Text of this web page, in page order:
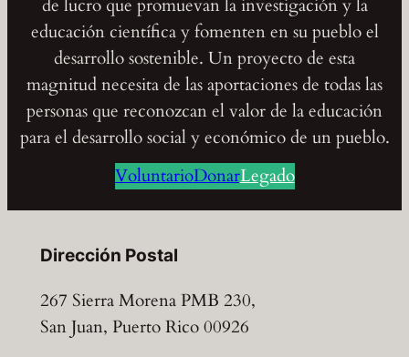
de lucro que promuevan la investigación y la
educación científica y fomenten en su pueblo el
desarrollo sostenible. Un proyecto de esta
magnitud necesita de las aportaciones de todas las
personas que reconozcan el valor de la educación
para el desarrollo social y económico de un pueblo.
VoluntarioDonarLegado
Dirección Postal
267 Sierra Morena PMB 230,
San Juan, Puerto Rico 00926